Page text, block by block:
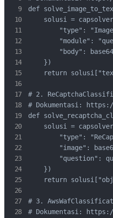
def
solusi =
"type":
"module":
"body":
    })
return
# 2.
# Dokumentasi:
def
solusi =
"type":
"image":
"question":
    })
return
# 3.
# Dokumentasi: